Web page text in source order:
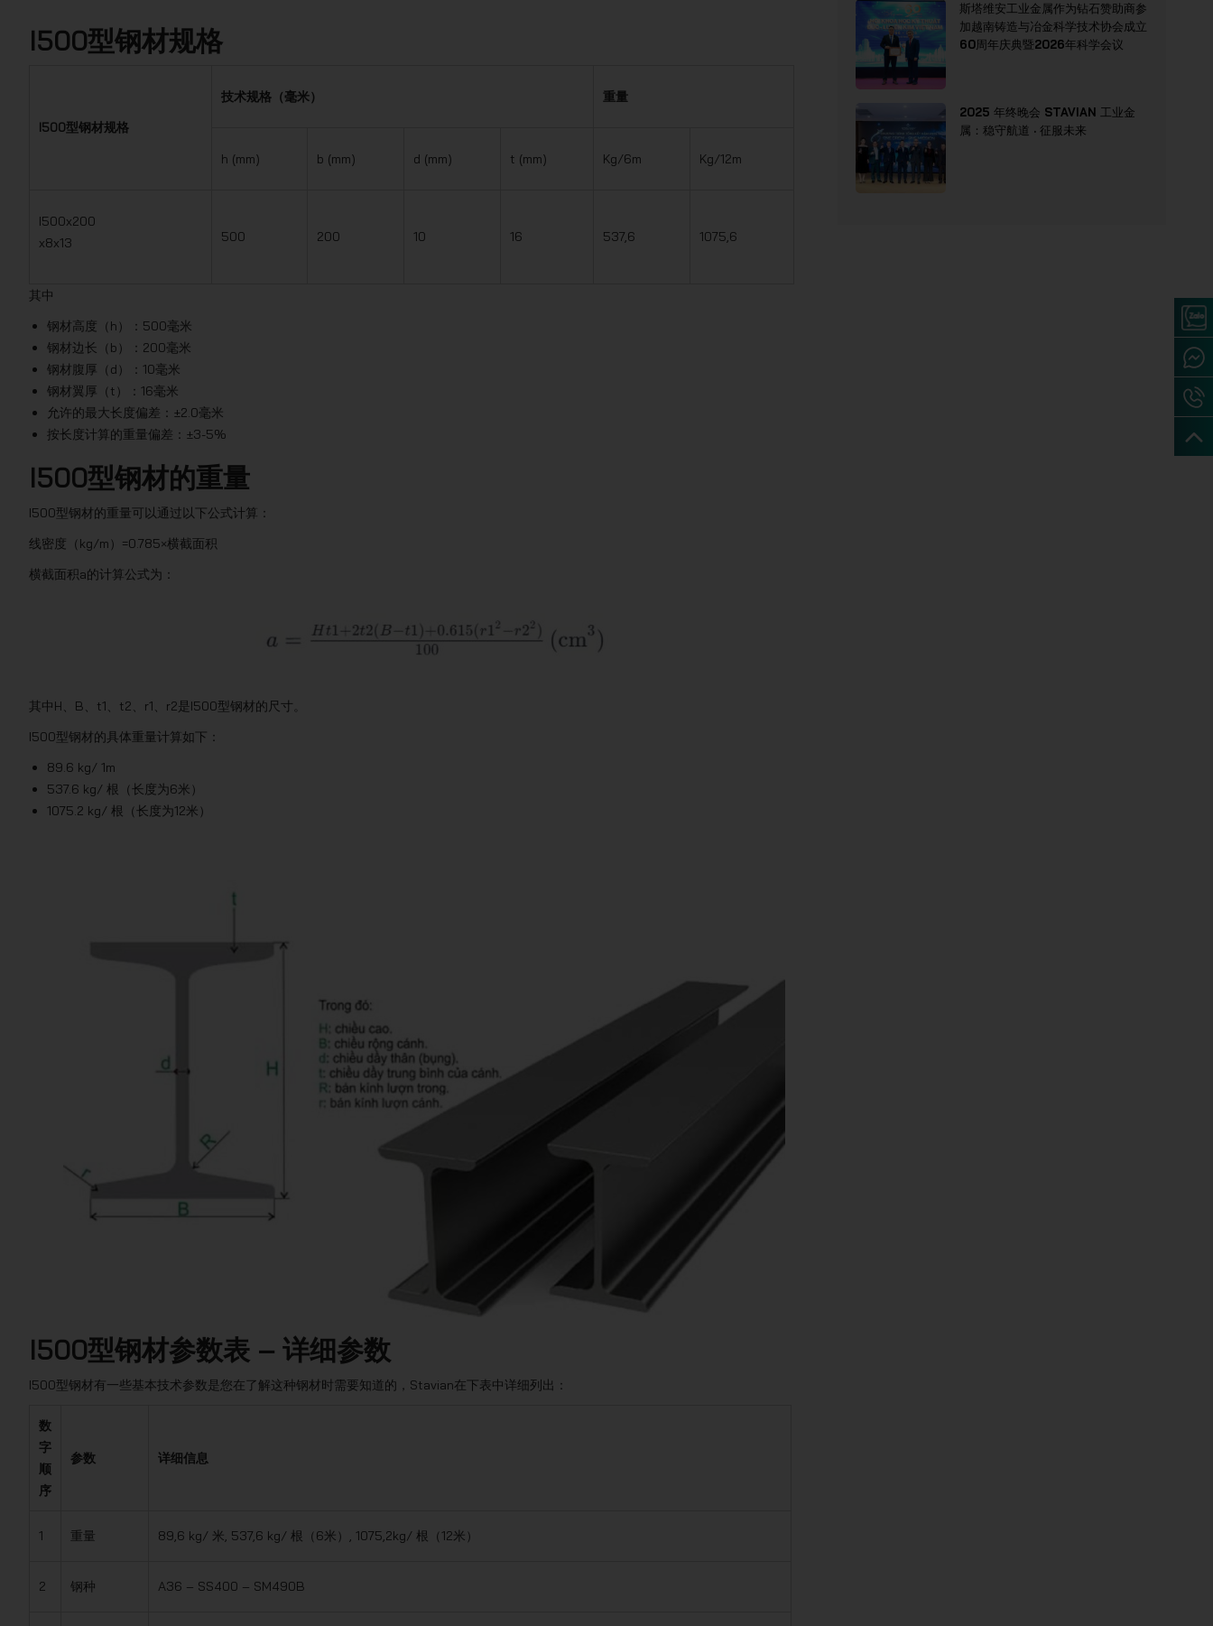
I500型钢材规格
I500型钢材规格
技术规格（毫米） 重量
h (mm) b (mm) d (mm) t (mm) Kg/6m Kg/12m
I500x200
x8x13
500 200 10 16 537,6 1075,6
其中
钢材高度（h）：500毫米
钢材边长（b）：200毫米
钢材腹厚（d）：10毫米
钢材翼厚（t）：16毫米
允许的最大长度偏差：±2.0毫米
按长度计算的重量偏差：±3-5%
I500型钢材的重量
I500型钢材的重量可以通过以下公式计算：
线密度（kg/m）=0.785×横截面积
横截面积a的计算公式为：
其中H、B、t1、t2、r1、r2是I500型钢材的尺寸。
I500型钢材的具体重量计算如下：
89.6 kg/ 1m
537.6 kg/ 根（长度为6米）
1075.2 kg/ 根（长度为12米）
I500型钢材参数表 – 详细参数
I500型钢材有一些基本技术参数是您在了解这种钢材时需要知道的，Stavian在下表中详细列出：
数
字
顺
序
参数 详细信息
1 重量 89,6 kg/ 米, 537,6 kg/ 根（6米）, 1075,2kg/ 根（12米）
2 钢种 A36 – SS400 – SM490B
斯塔维安工业金属作为钻石赞助商参
加越南铸造与冶金科学技术协会成立
60周年庆典暨2026年科学会议
2025 年终晚会 STAVIAN 工业金
属：稳守航道 · 征服未来